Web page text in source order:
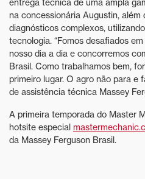
entrega técnica de uma ampla
na concessionária Augustin,
diagnósticos complexos,
tecnologia. “Fomos desafiados
nosso dia a dia e concorremos
Brasil. Como trabalhamos bem,
primeiro lugar. O agro não para e
de assistência técnica Massey
A primeira temporada do Master
hotsite especial
da Massey Ferguson Brasil.